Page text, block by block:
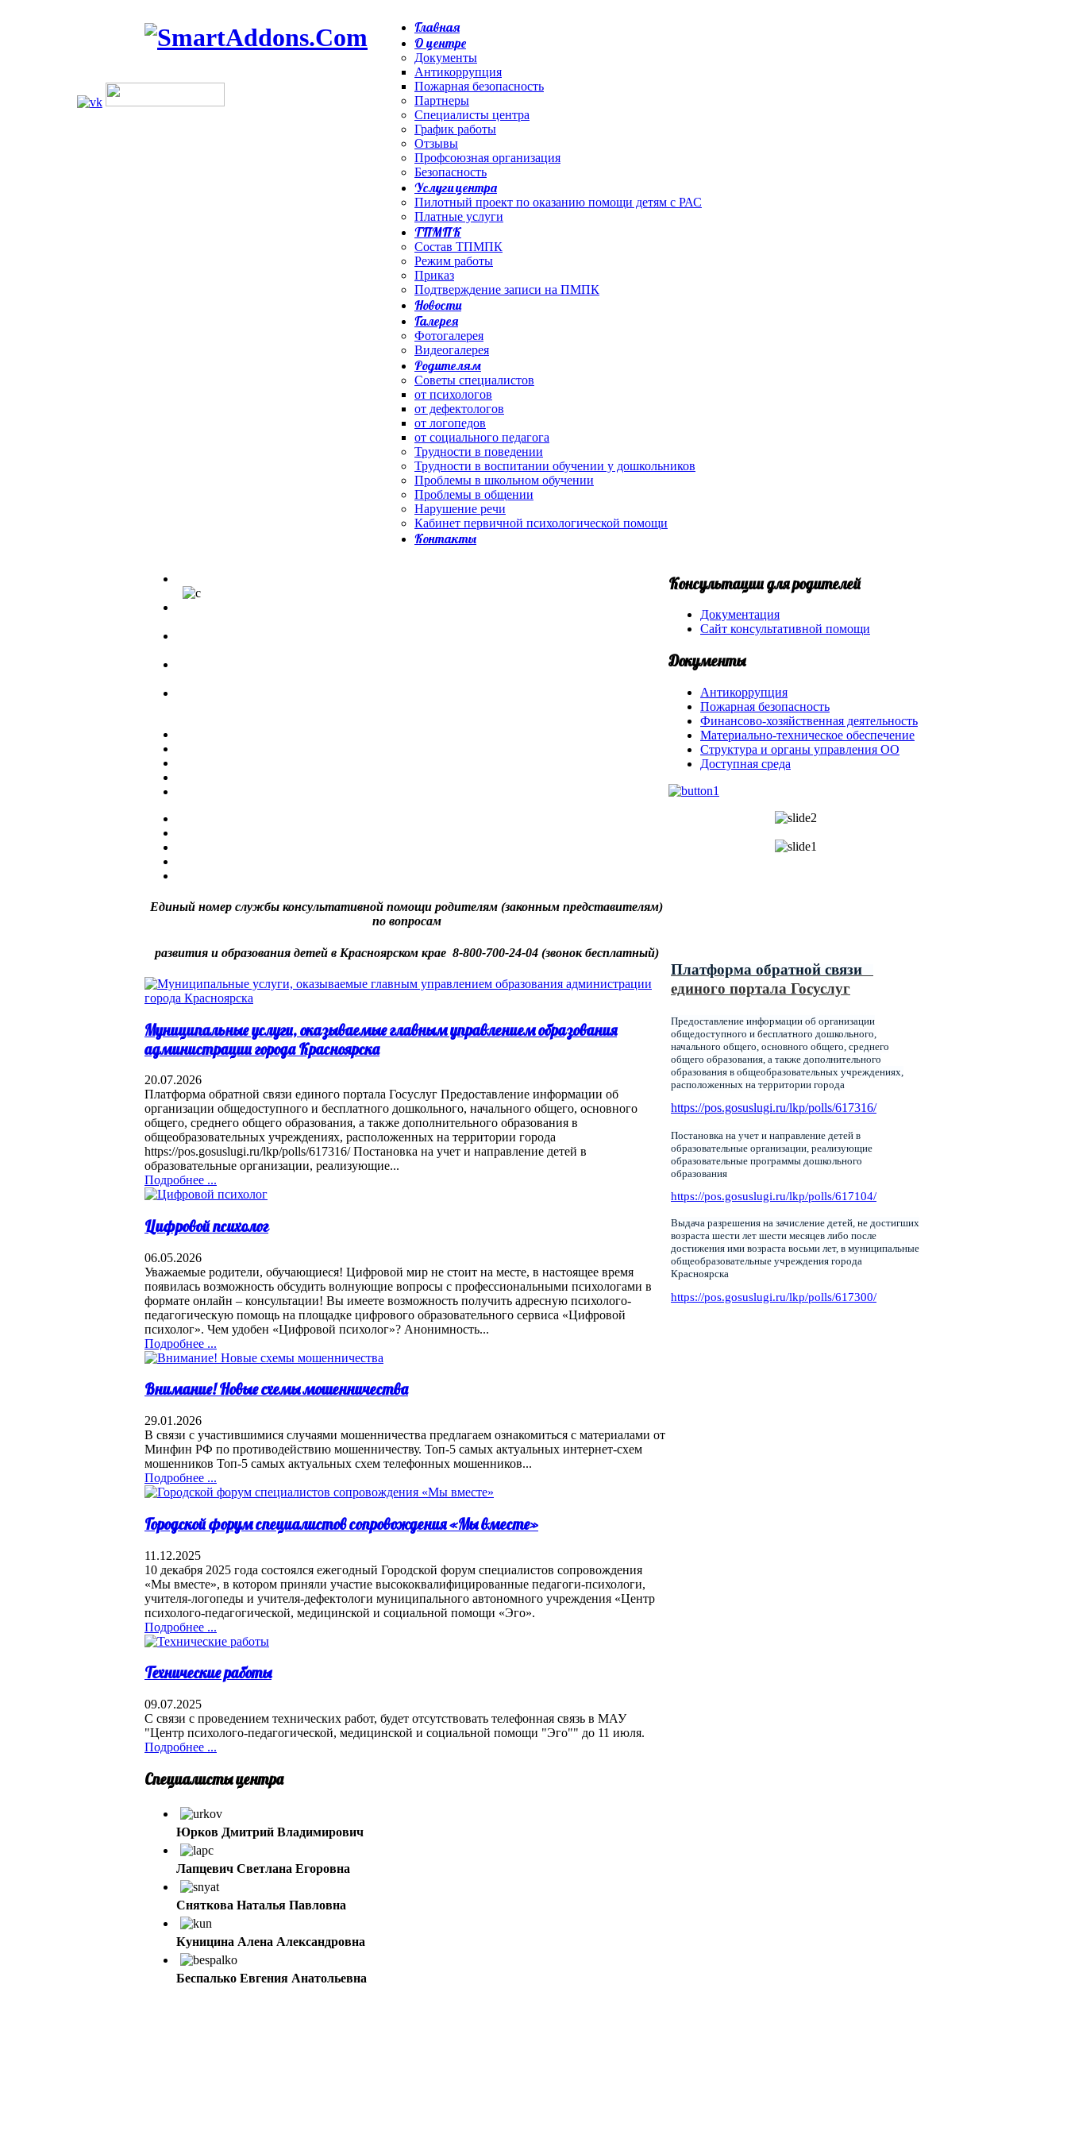
Главная
О центре
Документы
Антикоррупция
Пожарная безопасность
Партнеры
Специалисты центра
График работы
Отзывы
Профсоюзная организация
Безопасность
Услуги центра
Пилотный проект по оказанию помощи детям с РАС
Платные услуги
ТПМПК
Состав ТПМПК
Режим работы
Приказ
Подтверждение записи на ПМПК
Новости
Галерея
Фотогалерея
Видеогалерея
Родителям
Советы специалистов
от психологов
от дефектологов
от логопедов
от социального педагога
Трудности в поведении
Трудности в воспитании обучении у дошкольников
Проблемы в школьном обучении
Проблемы в общении
Нарушение речи
Кабинет первичной психологической помощи
Контакты
Единый номер службы консультативной помощи родителям (законным представителям)
по вопросам
развития и образования детей в Красноярском крае 8-800-700-24-04 (звонок бесплатный)
Муниципальные услуги, оказываемые главным управлением образования
администрации города Красноярска
20.07.2026
Платформа обратной связи единого портала Госуслуг Предоставление информации об
организации общедоступного и бесплатного дошкольного, начального общего, основного
общего, среднего общего образования, а также дополнительного образования в
общеобразовательных учреждениях, расположенных на территории города
https://pos.gosuslugi.ru/lkp/polls/617316/ Постановка на учет и направление детей в
образовательные организации, реализующие...
Подробнее ...
Цифровой психолог
06.05.2026
Уважаемые родители, обучающиеся! Цифровой мир не стоит на месте, в настоящее время
появилась возможность обсудить волнующие вопросы с профессиональными психологами в
формате онлайн – консультации! Вы имеете возможность получить адресную психолого-
педагогическую помощь на площадке цифрового образовательного сервиса «Цифровой
психолог». Чем удобен «Цифровой психолог»? Анонимность...
Подробнее ...
Внимание! Новые схемы мошенничества
29.01.2026
В связи с участившимися случаями мошенничества предлагаем ознакомиться с материалами от
Минфин РФ по противодействию мошенничеству. Топ-5 самых актуальных интернет-схем
мошенников Топ-5 самых актуальных схем телефонных мошенников...
Подробнее ...
Городской форум специалистов сопровождения «Мы вместе»
11.12.2025
10 декабря 2025 года состоялся ежегодный Городской форум специалистов сопровождения
«Мы вместе», в котором приняли участие высококвалифицированные педагоги-психологи,
учителя-логопеды и учителя-дефектологи муниципального автономного учреждения «Центр
психолого-педагогической, медицинской и социальной помощи «Эго».
Подробнее ...
Технические работы
09.07.2025
С связи с проведением технических работ, будет отсутствовать телефонная связь в МАУ
"Центр психолого-педагогической, медицинской и социальной помощи "Эго"" до 11 июля.
Подробнее ...
Специалисты центра
Юрков Дмитрий Владимирович
Лапцевич Светлана Егоровна
Сняткова Наталья Павловна
Куницина Алена Александровна
Беспалько Евгения Анатольевна
Консультации для родителей
Документация
Сайт консультативной помощи
Документы
Антикоррупция
Пожарная безопасность
Финансово-хозяйственная деятельность
Материально-техническое обеспечение
Структура и органы управления ОО
Доступная среда
Платформа обратной связи
единого портала Госуслуг
Предоставление информации об организации
общедоступного и бесплатного дошкольного,
начального общего, основного общего, среднего
общего образования, а также дополнительного
образования в общеобразовательных учреждениях,
расположенных на территории города
https://pos.gosuslugi.ru/lkp/polls/617316/
Постановка на учет и направление детей в
образовательные организации, реализующие
образовательные программы дошкольного
образования
https://pos.gosuslugi.ru/lkp/polls/617104/
Выдача разрешения на зачисление детей, не достигших
возраста шести лет шести месяцев либо после
достижения ими возраста восьми лет, в муниципальные
общеобразовательные учреждения города
Красноярска
https://pos.gosuslugi.ru/lkp/polls/617300/